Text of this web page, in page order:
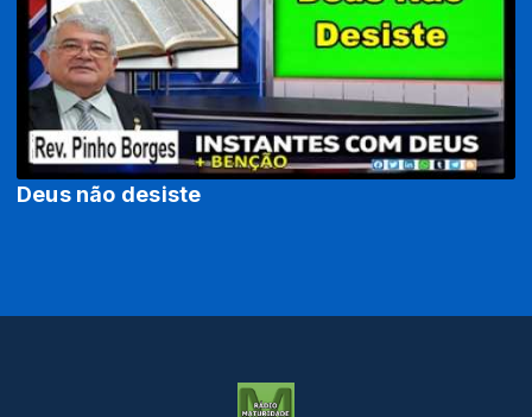
Deus não desiste